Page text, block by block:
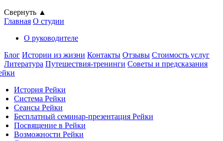
Свернуть ▲
Главная О студии
О руководителе
Блог Истории из жизни Контакты Отзывы Стоимость услуг
Литература Путешествия-тренинги Советы и предсказания
История Рейки
Система Рейки
Сеансы Рейки
Бесплатный семинар-презентация Рейки
Посвящение в Рейки
Возможности Рейки